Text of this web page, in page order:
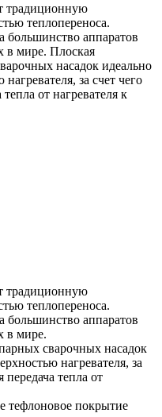
традиционную
теплопереноса.
большинство аппаратов
в мире. Плоская
насадок идеально
за счет чего
от нагревателя к
традиционную
теплопереноса.
большинство аппаратов
в мире.
сварочных насадок
нагревателя, за
передача тепла от
тефлоновое покрытие